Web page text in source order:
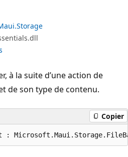
à la suite d’une action de
de son type de contenu.
Copier